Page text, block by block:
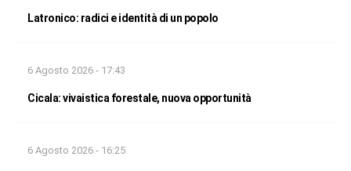
Latronico: radici e identità di un popolo
6 Agosto 2026 - 17:43
Cicala: vivaistica forestale, nuova opportunità
6 Agosto 2026 - 16:25